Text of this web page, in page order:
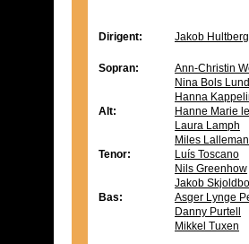
Dirigent: Jakob Hultberg
Sopran:
Ann-Christin
Nina Bols
Hanna
Alt:
Hanne Marie
Laura Lamph
Miles
Tenor:
Luís Toscano
Nils Greenhow
Jakob
Bas:
Asger Lynge
Danny Purtell
Mikkel Tuxen